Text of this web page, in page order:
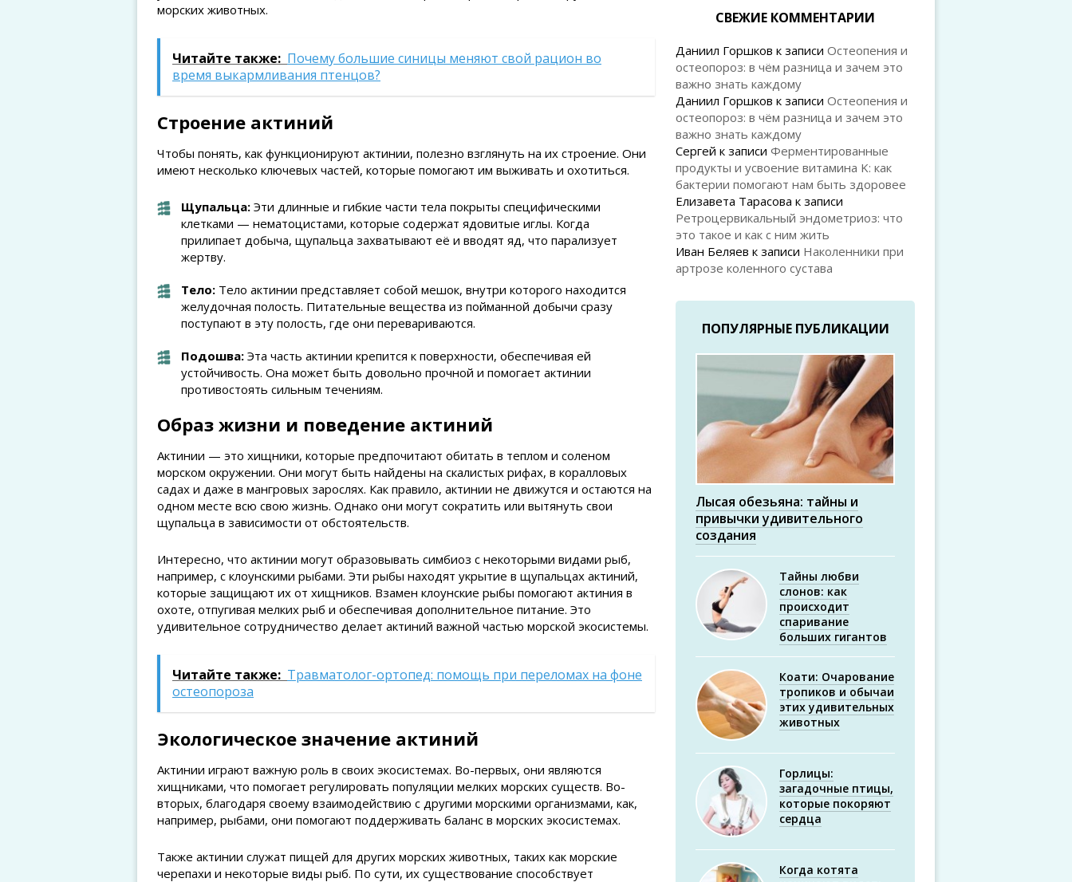
морских животных.
Читайте также: Почему большие синицы меняют свой рацион во
время выкармливания птенцов?
Строение актиний
Чтобы понять, как функционируют актинии, полезно взглянуть на их строение. Они
имеют несколько ключевых частей, которые помогают им выживать и охотиться.
Щупальца: Эти длинные и гибкие части тела покрыты специфическими
клетками — нематоцистами, которые содержат ядовитые иглы. Когда
прилипает добыча, щупальца захватывают её и вводят яд, что парализует
жертву.
Тело: Тело актинии представляет собой мешок, внутри которого находится
желудочная полость. Питательные вещества из пойманной добычи сразу
поступают в эту полость, где они перевариваются.
Подошва: Эта часть актинии крепится к поверхности, обеспечивая ей
устойчивость. Она может быть довольно прочной и помогает актинии
противостоять сильным течениям.
Образ жизни и поведение актиний
Актинии — это хищники, которые предпочитают обитать в теплом и соленом
морском окружении. Они могут быть найдены на скалистых рифах, в коралловых
садах и даже в мангровых зарослях. Как правило, актинии не движутся и остаются на
одном месте всю свою жизнь. Однако они могут сократить или вытянуть свои
щупальца в зависимости от обстоятельств.
Интересно, что актинии могут образовывать симбиоз с некоторыми видами рыб,
например, с клоунскими рыбами. Эти рыбы находят укрытие в щупальцах актиний,
которые защищают их от хищников. Взамен клоунские рыбы помогают актиния в
охоте, отпугивая мелких рыб и обеспечивая дополнительное питание. Это
удивительное сотрудничество делает актиний важной частью морской экосистемы.
Читайте также: Травматолог-ортопед: помощь при переломах на фоне
остеопороза
Экологическое значение актиний
Актинии играют важную роль в своих экосистемах. Во-первых, они являются
хищниками, что помогает регулировать популяции мелких морских существ. Во-
вторых, благодаря своему взаимодействию с другими морскими организмами, как,
например, рыбами, они помогают поддерживать баланс в морских экосистемах.
Также актинии служат пищей для других морских животных, таких как морские
черепахи и некоторые виды рыб. По сути, их существование способствует
СВЕЖИЕ КОММЕНТАРИИ
Даниил Горшков к записи Остеопения и
остеопороз: в чём разница и зачем это
важно знать каждому
Даниил Горшков к записи Остеопения и
остеопороз: в чём разница и зачем это
важно знать каждому
Сергей к записи Ферментированные
продукты и усвоение витамина K: как
бактерии помогают нам быть здоровее
Елизавета Тарасова к записи
Ретроцервикальный эндометриоз: что
это такое и как с ним жить
Иван Беляев к записи Наколенники при
артрозе коленного сустава
ПОПУЛЯРНЫЕ ПУБЛИКАЦИИ
Лысая обезьяна: тайны и
привычки удивительного
создания
Тайны любви
слонов: как
происходит
спаривание
больших гигантов
Коати: Очарование
тропиков и обычаи
этих удивительных
животных
Горлицы:
загадочные птицы,
которые покоряют
сердца
Когда котята